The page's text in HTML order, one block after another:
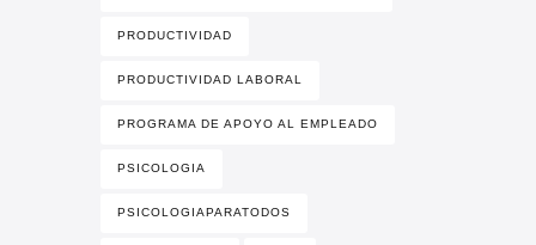
PRODUCTIVIDAD
PRODUCTIVIDAD LABORAL
PROGRAMA DE APOYO AL EMPLEADO
PSICOLOGIA
PSICOLOGIAPARATODOS